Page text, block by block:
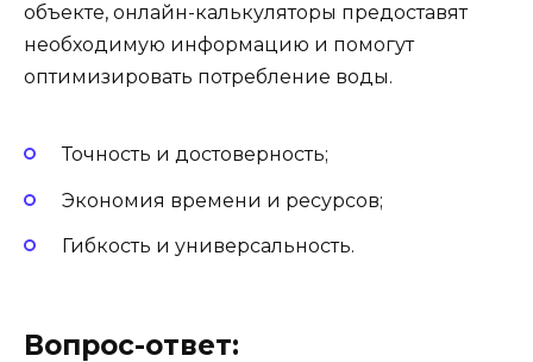
объекте, онлайн-калькуляторы предоставят
необходимую информацию и помогут
оптимизировать потребление воды.
Точность и достоверность;
Экономия времени и ресурсов;
Гибкость и универсальность.
Вопрос-ответ: